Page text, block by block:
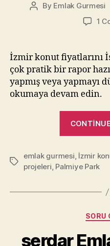
Post
By Emlak Gurmesi
1
İzmir konut fiyatlarını
çok pratik bir rapor
yapmış veya yapmayı
okumaya devam edin.
Tags
emlak gurmesi, İzmir
projeleri, Palmiye Park
SORU
serdar